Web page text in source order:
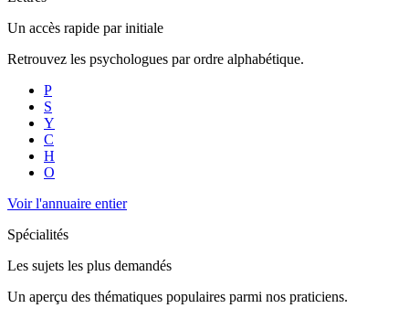
Un accès rapide par initiale
Retrouvez les psychologues par ordre alphabétique.
P
S
Y
C
H
O
Voir l'annuaire entier
Spécialités
Les sujets les plus demandés
Un aperçu des thématiques populaires parmi nos praticiens.